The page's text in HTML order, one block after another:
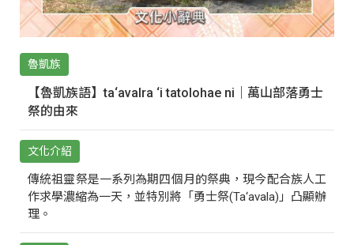
魯凱族
【魯凱族語】ta‘avalra ‘i tatolohae ni｜萬山部落勇士
祭的由來
文化介紹
傳統祖靈祭是一系列為期四個月的祭典，現今配合族人工
作求學濃縮為一天，並特別將「勇士祭(Ta‘avala)」凸顯辦
理。